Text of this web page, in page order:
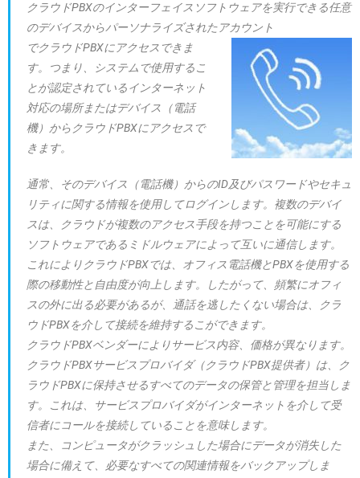
クラウドPBXのインターフェイスソフトウェアを実行できる任意
のデバイスからパーソナライズされたアカウント
でクラウドPBXにアクセスできま
す。つまり、システムで使用するこ
とが認定されているインターネット
対応の場所またはデバイス（電話
機）からクラウドPBXにアクセスで
きます。
通常、そのデバイス（電話機）からのID及びパスワードやセキュ
リティに関する情報を使用してログインします。複数のデバイ
スは、クラウドが複数のアクセス手段を持つことを可能にする
ソフトウェアであるミドルウェアによって互いに通信します。
これによりクラウドPBXでは、オフィス電話機とPBXを使用する
際の移動性と自由度が向上します。したがって、頻繁にオフィ
スの外に出る必要があるが、通話を逃したくない場合は、クラ
ウドPBXを介して接続を維持するこができます。
クラウドPBXベンダーによりサービス内容、価格が異なります。
クラウドPBXサービスプロバイダ（クラウドPBX提供者）は、ク
ラウドPBXに保持させるすべてのデータの保管と管理を担当しま
す。これは、サービスプロバイダがインターネットを介して受
信者にコールを接続していることを意味します。
また、コンピュータがクラッシュした場合にデータが消失した
場合に備えて、必要なすべての関連情報をバックアップしま